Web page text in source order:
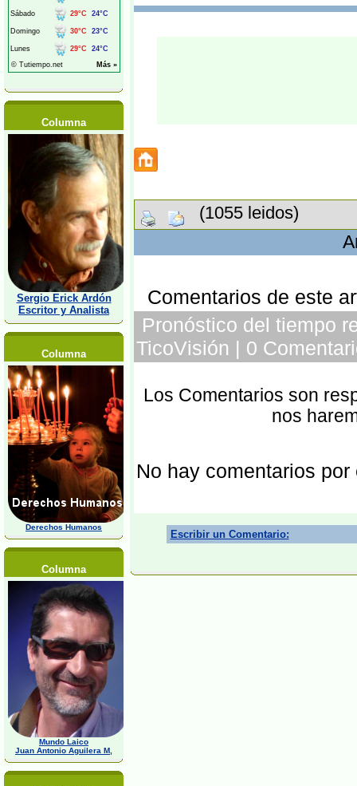
Columna
Sergio Erick Ardón
Escritor y Analista
Columna
Derechos Humanos
Columna
Mundo Laico
Juan Antonio Aguilera M,
(1055 leidos)
Comentarios de este
Pronóstico del tiempo
TicoVisión | 0
Los Comentarios son
nos
No hay comentarios por
Escribir un Comentario: